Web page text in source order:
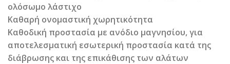
ολόσωμο λάστιχο
Καθαρή ονομαστική χωρητικότητα
Καθοδική προστασία με ανόδιο μαγνησίου, για
αποτελεσματική εσωτερική προστασία κατά της
διάβρωσης και της επικάθισης των αλάτων